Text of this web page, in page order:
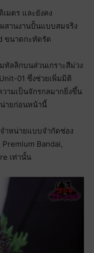
มตร และยังคง
สานงานปั้นแบบสมจริง
ขนาดกะทัดรัด
ลลิกบนส่วนเกราะสีม่วง
01 ซึ่งช่วยเพิ่มมิติ
วามเป็นจักรกลมากยิ่งขึ้น
น่ายก่อนหน้านี้
ำหน่ายแบบจำกัดช่อง
Premium Bandai,
เท่านั้น